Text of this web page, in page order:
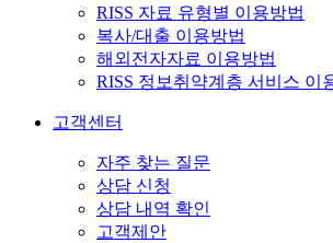
RISS 자료 유형별 이용방법
복사/대출 이용방법
해외전자자료 이용방법
RISS 정보취약계층 서비스 이
고객센터
자주 찾는 질문
상담 신청
상담 내역 확인
고객제안